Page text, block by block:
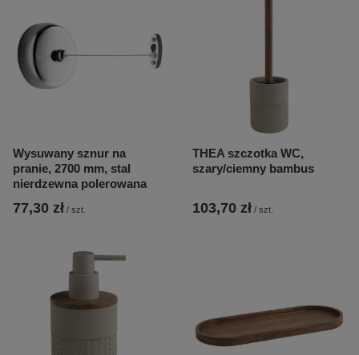
Wysuwany sznur na
pranie, 2700 mm, stal
nierdzewna polerowana
77,30 zł / szt.
THEA szczotka WC,
szary/ciemny bambus
103,70 zł / szt.